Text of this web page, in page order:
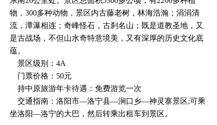
物，300多种动物，景区内古藤老树，林海浩瀚；涓涓清
流，潭瀑相连；奇峰怪石，古刹名山；既是道教圣地，又
是古战场，不但山水奇特意境美，又有深厚的历史文化底
蕴。
景区级别：4A
门票价格：50元
持中原旅游年卡待遇：免费游览一次
交通指南：洛阳市—洛宁县—涧口乡—神灵寨景区;可乘
坐洛阳—洛宁的大巴，然后转乘出租车到景区。